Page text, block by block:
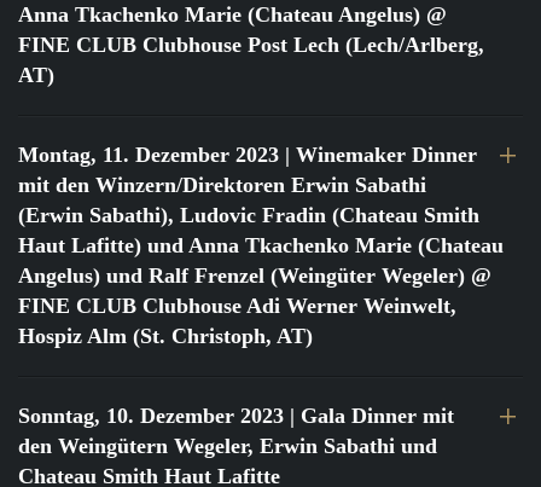
Anna Tkachenko Marie (Chateau Angelus) @
FINE CLUB Clubhouse Post Lech (Lech/Arlberg,
AT)
Montag, 11. Dezember 2023 | Winemaker Dinner
mit den Winzern/Direktoren Erwin Sabathi
(Erwin Sabathi), Ludovic Fradin (Chateau Smith
Haut Lafitte) und Anna Tkachenko Marie (Chateau
Angelus) und Ralf Frenzel (Weingüter Wegeler) @
FINE CLUB Clubhouse Adi Werner Weinwelt,
Hospiz Alm (St. Christoph, AT)
Sonntag, 10. Dezember 2023 | Gala Dinner mit
den Weingütern Wegeler, Erwin Sabathi und
Chateau Smith Haut Lafitte